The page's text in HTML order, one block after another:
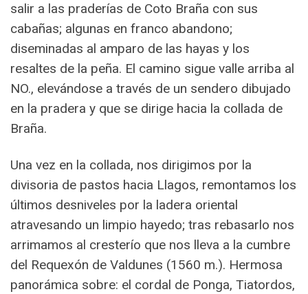
salir a las praderías de Coto Braña con sus
cabañas; algunas en franco abandono;
diseminadas al amparo de las hayas y los
resaltes de la peña. El camino sigue valle arriba al
NO., elevándose a través de un sendero dibujado
en la pradera y que se dirige hacia la collada de
Braña.
Una vez en la collada, nos dirigimos por la
divisoria de pastos hacia Llagos, remontamos los
últimos desniveles por la ladera oriental
atravesando un limpio hayedo; tras rebasarlo nos
arrimamos al cresterío que nos lleva a la cumbre
del Requexón de Valdunes (1560 m.). Hermosa
panorámica sobre: el cordal de Ponga, Tiatordos,